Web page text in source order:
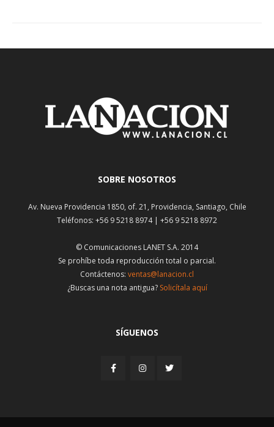
SOBRE NOSOTROS
Av. Nueva Providencia 1850, of. 21, Providencia, Santiago, Chile
Teléfonos: +56 9 5218 8974 | +56 9 5218 8972
© Comunicaciones LANET S.A. 2014
Se prohíbe toda reproducción total o parcial.
Contáctenos: ventas@lanacion.cl
¿Buscas una nota antigua? Solicítala aquí
SÍGUENOS